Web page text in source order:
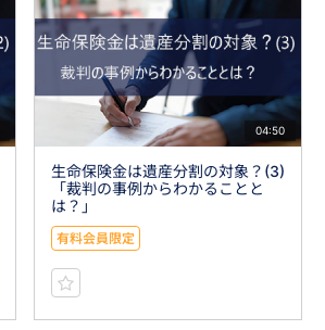
04:50
生命保険金は遺産分割の対象？(3)
「裁判の事例からわかることと
は？」
有料会員限定